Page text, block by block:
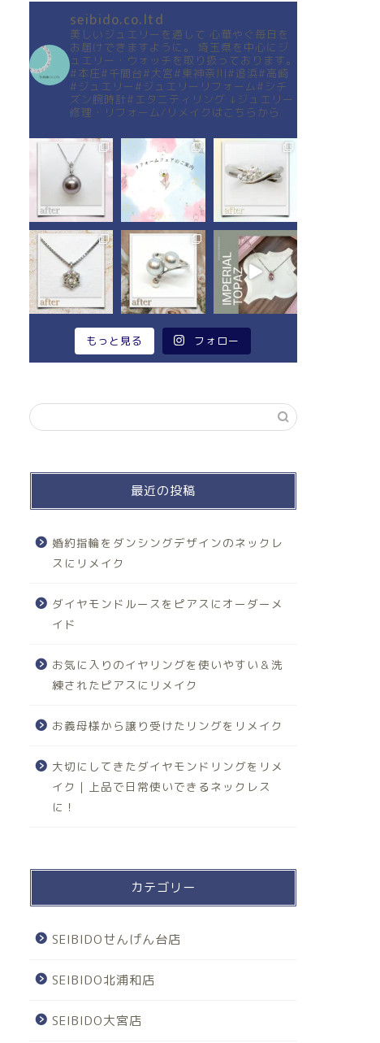
seibido.co.ltd
美しいジュエリーを通して 心華やぐ毎日を
お届けできますように。
埼玉県を中心にジ
ュエリー・ウォッチを取り扱っております。
#本庄#千間台#大宮#東神奈川#追浜#高崎
#ジュエリー#ジュエリーリフォーム#シチ
ズン腕時計#エタニティリング ↓ジュエリー
修理・リフォーム/リメイクはこちらから
もっと見る フォロー
最近の投稿
婚約指輪をダンシングデザインのネックレ
スにリメイク
ダイヤモンドルースをピアスにオーダーメ
イド
お気に入りのイヤリングを使いやすい＆洗
練されたピアスにリメイク
お義母様から譲り受けたリングをリメイク
大切にしてきたダイヤモンドリングをリメ
イク｜上品で日常使いできるネックレス
に！
カテゴリー
SEIBIDOせんげん台店
SEIBIDO北浦和店
SEIBIDO大宮店